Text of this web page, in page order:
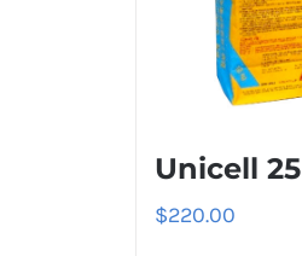
Unicell 25
$220.00